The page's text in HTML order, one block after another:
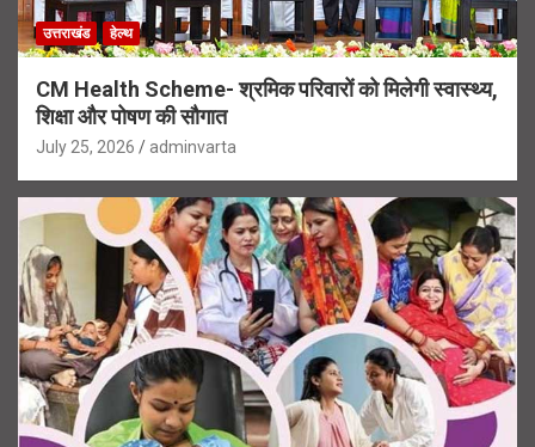
उत्तराखंड हेल्थ
CM Health Scheme- श्रमिक परिवारों को मिलेगी स्वास्थ्य,
शिक्षा और पोषण की सौगात
July 25, 2026 adminvarta